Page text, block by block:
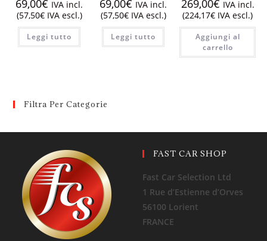
69,00€ IVA incl.
(57,50€IVA escl.)
Leggi tutto
69,00€ IVA incl.
(57,50€IVA escl.)
Leggi tutto
269,00€ IVA incl.
(224,17€ IVA escl.)
Aggiungi al
carrello
Filtra Per Categorie
FAST CAR SHOP
Fast Car Selection Ltd
1 Rue d’Estienne d’Orves
56100 Lorient
FRANCE